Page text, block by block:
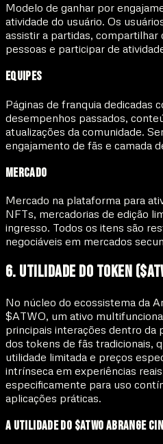
Modelo de ganhar por
atividade do usuário. Os
assistir a partidas, compartilhar
pessoas e participar de
Equipes
Páginas de franquia dedicadas
desempenhos passados,
atualizações da comunidade.
engajamento de fãs e camada
Mercado
Mercado na plataforma para
NFTs, mercadorias de edição
ingresso. Todos os itens são
negociáveis em mercados
6. Utilidade do Token
No núcleo do ecossistema da
$ATWO, um ativo
principais interações dentro da
dos tokens de fãs tradicionais,
utilidade limitada e preços
intrínseca em experiências
especificamente para uso
aplicações práticas.
A utilidade do $ATWO abrange